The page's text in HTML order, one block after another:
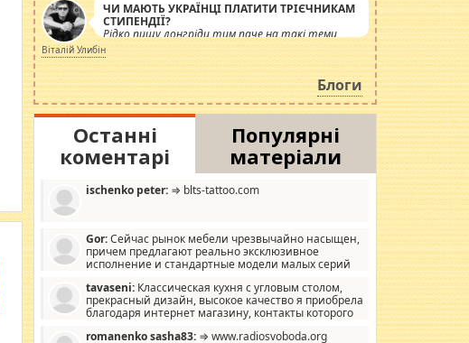
ЧИ МАЮТЬ УКРАЇНЦІ ПЛАТИТИ ТРІЄЧНИКАМ
СТИПЕНДІЇ?
Рідко пишу лонгріди тим паче на такі теми,
але вже просто дістало! Обурюють сьогоднішні
інсенуації навколо стипендіального питання.
Штучно роздувається ще одна соціальна
катастрофа.
Віталій Улибін
Блоги
Останні
коментарі
Популярні
матеріали
ischenko peter: ⇒ blts-tattoo.com
Gor:Сейчас рынок мебели чрезвычайно насыщен,
причем предлагают реально эксклюзивное
исполнение и стандартные модели малых серий
дизайну, мало походит на стандартные формы, в MebelOk,
креативненько и что главное - со вкусом все в порядке,
без ненужных наворотов удорожающих мебель, а это не
tavaseni: Классическая кухня с угловым столом,
прекрасный дизайн, высокое качество я приобрела
благодаря интернет магазину, контакты которого
romanenko sasha83: ⇒ www.radiosvoboda.org